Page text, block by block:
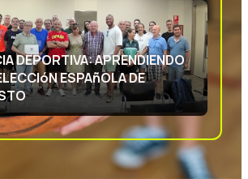
DEPORTIVA: APRENDIENDO
ESPAñOLA DE